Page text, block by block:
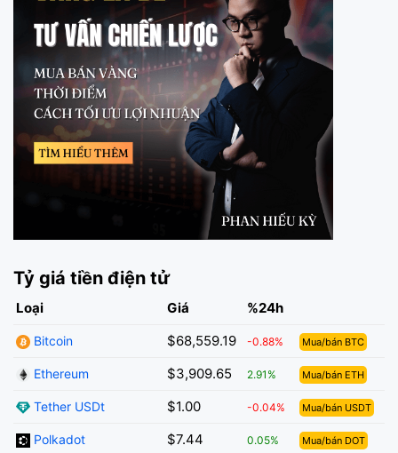
Tỷ giá tiền điện tử
Loại Giá %24h
Bitcoin $68,559.19 -0.88% Mua/bán BTC
Ethereum $3,909.65 2.91% Mua/bán ETH
Tether USDt $1.00 -0.04% Mua/bán USDT
Polkadot $7.44 0.05% Mua/bán DOT